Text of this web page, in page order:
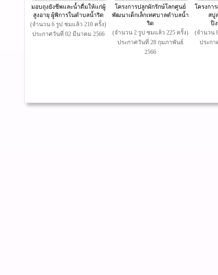
มอบถุงยังชีพและน้ำดื่มให้แก่ผู้
สูงอายุ ผู้พิการในตำบลน้ำริด
(จำนวน 6 รูป ชมแล้ว 210 ครั้ง)
ประกาศวันที่ 02 มีนาคม 2566
โครงการปลูกผักรักษ์โลกศูนย์
พัฒนาเด็กเล็กเทศบาลตำบลน้ำ
ริด
(จำนวน 2 รูป ชมแล้ว 225 ครั้ง)
ประกาศวันที่ 28 กุมภาพันธ์
2566
โครงกา
สบู่
ปี
(จำนวน
ประก